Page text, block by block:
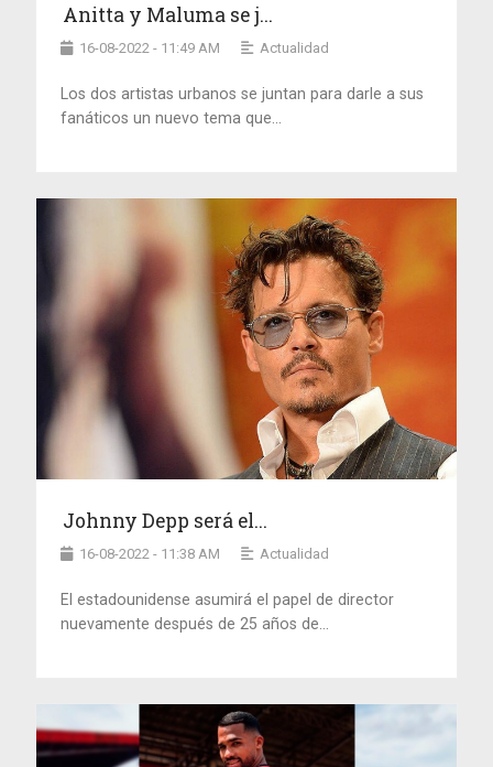
Anitta y Maluma se j...
16-08-2022 - 11:49 AM Actualidad
Los dos artistas urbanos se juntan para darle a sus
fanáticos un nuevo tema que...
Johnny Depp será el...
16-08-2022 - 11:38 AM Actualidad
El estadounidense asumirá el papel de director
nuevamente después de 25 años de...